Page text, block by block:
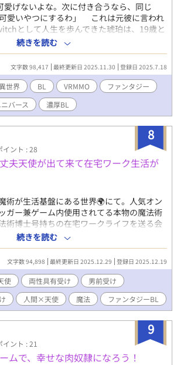
愛げないよな。次に付き合うなら、同じ
愛いやつにするわ」 これは元彼に言われ
として人生を歩んできた琥珀は、19歳と
嫌気が差していた。domと付き合えば「本
」と言われ、subと付き合えば「怖いからプ
い」と言われる。 琥珀は支配されたい
、性格や長身からdomとして扱われること
付いた琥珀を見かねて、親友の萩原はと
いま世間で一番人気なVRMMOゲームである
観でNPCとの会話も本物の人間と話してい
だ。 『アンデレヴェルトオンライン』 通
ゲームの世界で、ダイナミクスのことを忘
いいかもしれない。でも恋愛だけはしない
を知ったらきっと幻滅されるから。 そん
を胸に琥珀は仮想空間の世界に足を踏み入
に、どうして好みドンピシャのNPCが口説
/Subユニバースのある世界です。溺愛系
な美人が見たくて書きました。現実の世
と、ゲームの世界にいるNPCな攻めのスロ
しんでいただけると嬉しいです。 成人指定
うことをしてもらうぞ！！」の決意表明と
続きを読む
文字数 98,417 最終更新日 2025.11.30 登録日 2025.7.18
世界 BL VRMMO
ファンタジー
バース 濃厚BL
8
イント : 28
夫天使が出て来て在宅ワーク生活が
術が生活基盤にある世界🌍にて。人気オン
ガー兼ゲーム内使用されてる本物の魔法術
術博士号持ちの在宅ワークライフを送る会
ーム内で発見した召喚魔法術を出来心で試
架空の生き物ならばと思い天使イリディウ
は成功してしまった。しかも現れた天使イ
れのボロボロで… 前半はほのぼの、30話ま
に巻き込まれる二人の話です。 【⚠️】 天使
っ飛び設定。 エロ描写には挿入無しでも🔞
。 書いてる人はド素人で妄想出力第一。校正
グに分類してますが、18禁エロは2割程の
る予定です。 挿入無しでもエロ描写（手
絵文字付けてます。 【CP】 会社員ラグナ×
ベース その他キャラ×イリディウス受け 筋
漢前受け、天使受け、両性具有。
続きを読む
文字数 94,898 最終更新日 2025.12.29 登録日 2025.12.19
使 両性具有受け
男前受け
人間×天使 魔法 ファンタジーBL
9
イント : 21
ムで、幸せな肉奴隷になろう！